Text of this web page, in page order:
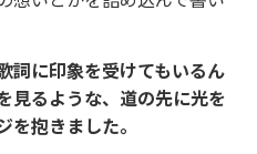
詞に印象を受けてもいるん
見るような、道の先に光を
抱きました。